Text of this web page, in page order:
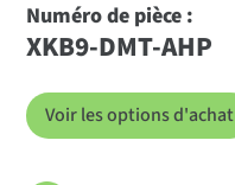
Numéro de pièce :
XKB9-DMT-AHP
Voir les options d'achat